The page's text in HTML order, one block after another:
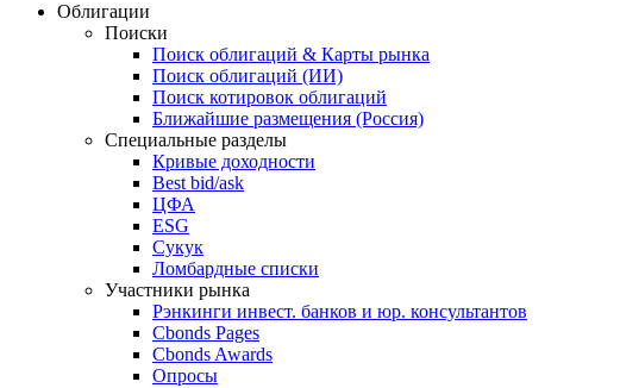
Облигации
Поиски
Поиск облигаций & Карты рынка
Поиск облигаций (ИИ)
Поиск котировок облигаций
Ближайшие размещения (Россия)
Специальные разделы
Кривые доходности
Best bid/ask
ЦФА
ESG
Сукук
Ломбардные списки
Участники рынка
Рэнкинги инвест. банков и юр. консультантов
Cbonds Pages
Cbonds Awards
Опросы